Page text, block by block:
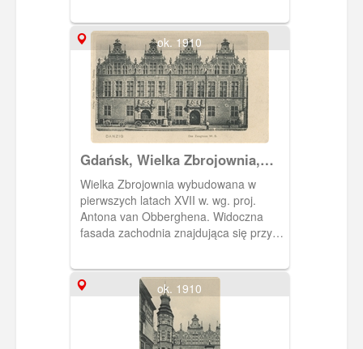
portrety pracowników/aktorów teatru.
Dyrektor Heinrich Rose w centralnej
części,
ok. 1910
Gdańsk, Wielka Zbrojownia,
Danzig Das Zeughaus
Wielka Zbrojownia wybudowana w
pierwszych latach XVII w. wg. proj.
Antona van Obberghena. Widoczna
fasada zachodnia znajdująca się przy
ok. 1910